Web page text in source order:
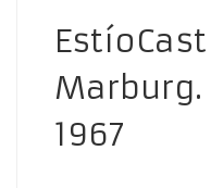
Marburg.
1967